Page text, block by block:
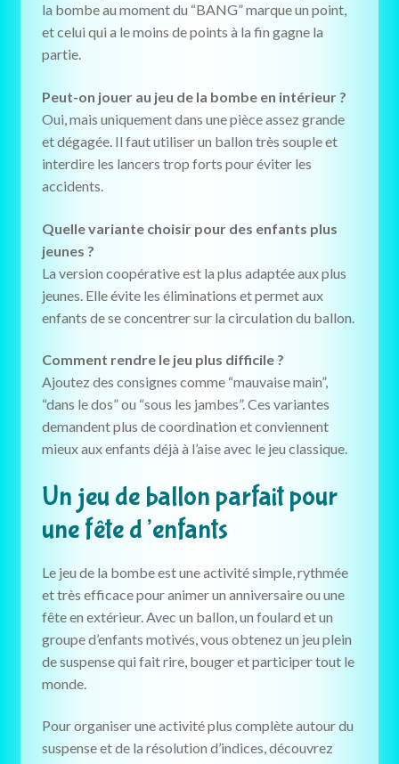
la bombe au moment du “BANG” marque un point,
et celui qui a le moins de points à la fin gagne la
partie.
Peut-on jouer au jeu de la bombe en intérieur ?
Oui, mais uniquement dans une pièce assez grande
et dégagée. Il faut utiliser un ballon très souple et
interdire les lancers trop forts pour éviter les
accidents.
Quelle variante choisir pour des enfants plus
jeunes ?
La version coopérative est la plus adaptée aux plus
jeunes. Elle évite les éliminations et permet aux
enfants de se concentrer sur la circulation du ballon.
Comment rendre le jeu plus difficile ?
Ajoutez des consignes comme “mauvaise main”,
“dans le dos” ou “sous les jambes”. Ces variantes
demandent plus de coordination et conviennent
mieux aux enfants déjà à l’aise avec le jeu classique.
Un jeu de ballon parfait pour
une fête d’enfants
Le jeu de la bombe est une activité simple, rythmée
et très efficace pour animer un anniversaire ou une
fête en extérieur. Avec un ballon, un foulard et un
groupe d’enfants motivés, vous obtenez un jeu plein
de suspense qui fait rire, bouger et participer tout le
monde.
Pour organiser une activité plus complète autour du
suspense et de la résolution d’indices, découvrez